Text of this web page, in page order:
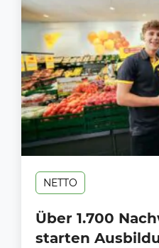
NETTO
Über 1.700
starten